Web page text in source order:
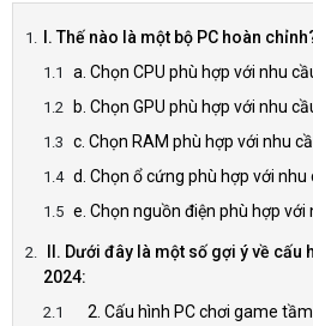
I. Thế nào là một bộ PC hoàn
a. Chọn CPU phù hợp với nhu
b. Chọn GPU phù hợp với nhu
c. Chọn RAM phù hợp với nhu
d. Chọn ổ cứng phù hợp với nhu
e. Chọn nguồn điện phù hợp với
II. Dưới đây là một số gợi ý về cấu
2024:
2. Cấu hình PC chơi game